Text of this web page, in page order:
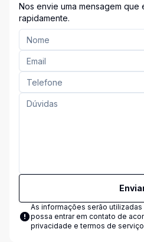
Nos envie uma mensagem que
rapidamente.
As informações serão
possa entrar em contato de
privacidade e termos de serviço